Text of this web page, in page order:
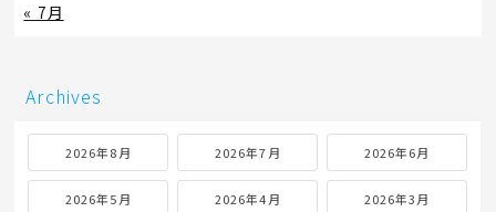
« 7月
Archives
2026年8月 2026年7月 2026年6月
2026年5月 2026年4月 2026年3月